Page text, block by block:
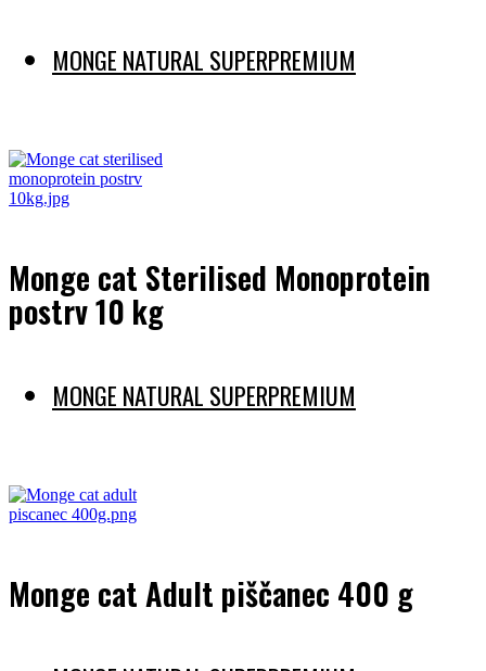
MONGE NATURAL SUPERPREMIUM
Monge cat Sterilised Monoprotein
postrv 10 kg
MONGE NATURAL SUPERPREMIUM
Monge cat Adult piščanec 400 g